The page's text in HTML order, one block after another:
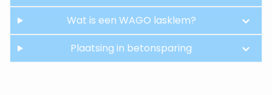
Wat is een WAGO lasklem?
Plaatsing in betonsparing